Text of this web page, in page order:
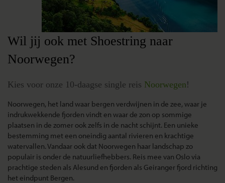
Wil jij ook met Shoestring naar
Noorwegen?
Kies voor onze 10-daagse single reis Noorwegen!
Noorwegen, het land waar bergen verdwijnen in de zee, waar je
indrukwekkende fjorden vindt en waar de zon op sommige
plaatsen in de zomer ook zelfs in de nacht schijnt. Een unieke
bestemming met een oneindig aantal rivieren en krachtige
watervallen. Vandaar ook dat Noorwegen haar landschap zo
populair is onder de natuurliefhebbers. Reis mee van Oslo via
prachtige steden als Alesund en fjorden als Geiranger fjord richting
het eindpunt Bergen.